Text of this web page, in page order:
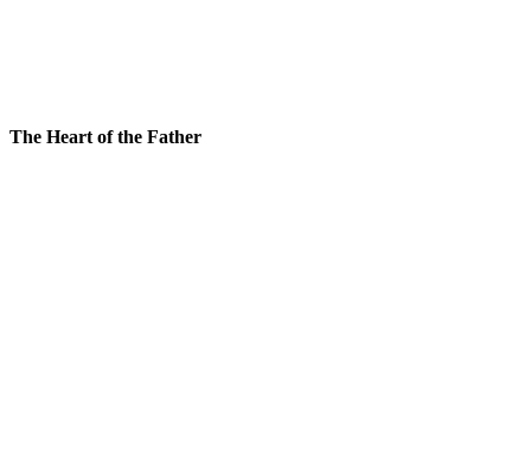
The Heart of the Father